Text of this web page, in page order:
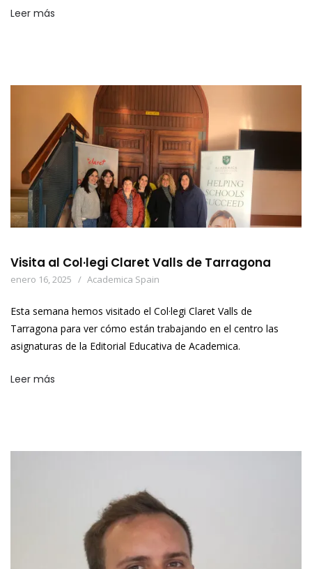
Leer más
Visita al Col·legi Claret Valls de Tarragona
enero 16, 2025 Academica Spain
Esta semana hemos visitado el Col·legi Claret Valls de
Tarragona para ver cómo están trabajando en el centro las
asignaturas de la Editorial Educativa de Academica.
Leer más